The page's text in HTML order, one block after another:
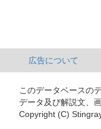
広告について
このデータベースの
データ及び解説文、
Copyright (C)